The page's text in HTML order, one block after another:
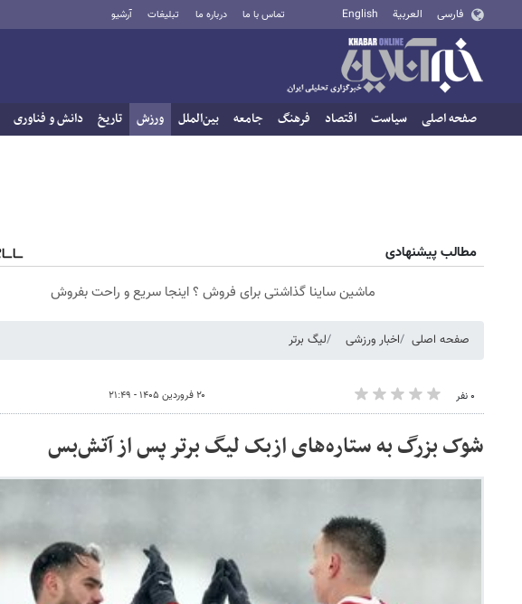
فارسی العربية English تماس با ما درباره ما تبلیغات آرشیو
صفحه اصلی سیاست اقتصاد فرهنگ جامعه بین‌الملل ورزش تاریخ دانش و فناوری
مطالب پیشنهادی
ماشین ساینا گذاشتی برای فروش ؟ اینجا سریع و راحت بفروش
صفحه اصلی اخبار ورزشی لیگ برتر
۰ نفر ۲۰ فروردین ۱۴۰۵ - ۲۱:۴۹
شوک بزرگ به ستاره‌های ازبک لیگ برتر پس از آتش‌بس